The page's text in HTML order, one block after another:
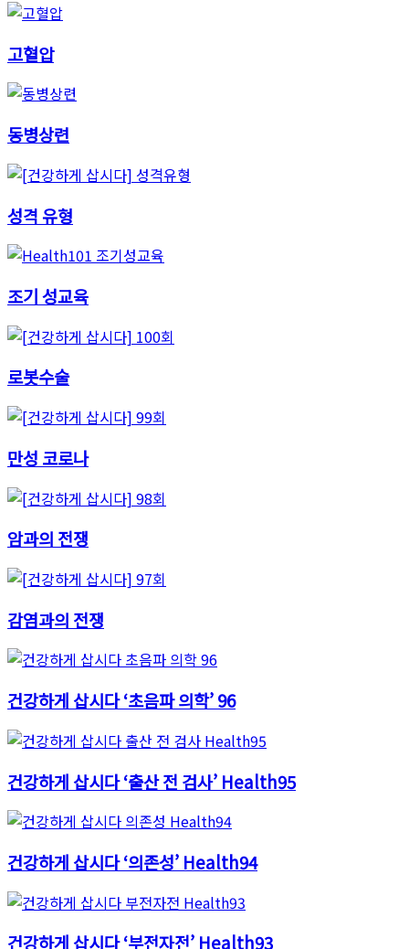
고혈압
동병상련
성격 유형
조기 성교육
로봇수술
만성 코로나
암과의 전쟁
감염과의 전쟁
건강하게 삽시다 ‘초음파 의학’ 96
건강하게 삽시다 ‘출산 전 검사’ Health95
건강하게 삽시다 ‘의존성’ Health94
건강하게 삽시다 ‘부전자전’ Health93